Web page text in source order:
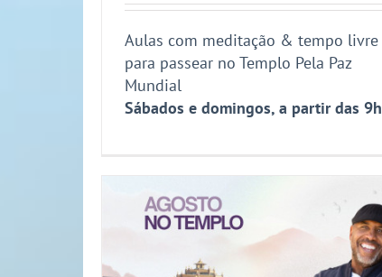
Aulas com meditação & tempo livre
para passear no Templo Pela Paz
Mundial
Sábados e domingos, a partir das 9h